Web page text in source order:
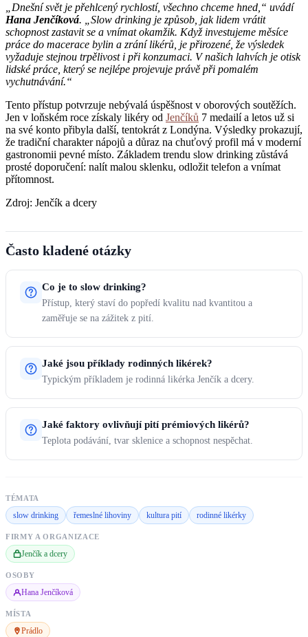
„Dnešní svět je přehlcený rychlostí, všechno chceme hned,“ uvádí
Hana Jenčíková. „Slow drinking je způsob, jak lidem vrátit
schopnost zastavit se a vnímat okamžik. Když investujeme měsíce
práce do macerace bylin a zrání likérů, je přirozené, že výsledek
vyžaduje stejnou trpělivost i při konzumaci. V našich lahvích je otisk
lidské práce, který se nejlépe projevuje právě při pomalém
vychutnávání.“
Tento přístup potvrzuje nebývalá úspěšnost v oborových soutěžích.
Jen v loňském roce získaly likéry od Jenčíků 7 medailí a letos už si
na své konto přibyla další, tentokrát z Londýna. Výsledky prokazují,
že tradiční charakter nápojů a důraz na chuťový profil má v moderní
gastronomii pevné místo. Základem trendu slow drinking zůstává
prosté doporučení: nalít malou sklenku, odložit telefon a vnímat
přítomnost.
Zdroj: Jenčík a dcery
Často kladené otázky
Co je to slow drinking?
Přístup, který staví do popředí kvalitu nad kvantitou a
zaměřuje se na zážitek z pití.
Jaké jsou příklady rodinných likérek?
Typickým příkladem je rodinná likérka Jenčík a dcery.
Jaké faktory ovlivňují pití prémiových likérů?
Teplota podávání, tvar sklenice a schopnost nespěchat.
TÉMATA
slow drinking řemeslné lihoviny kultura pití rodinné likérky
FIRMY A ORGANIZACE
Jenčík a dcery
OSOBY
Hana Jenčíková
MÍSTA
Prádlo